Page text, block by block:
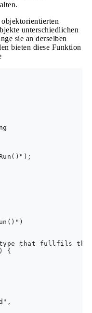
unterschiedlichen
sie an derselben
bieten diese Funktion
type that fullfils the
{